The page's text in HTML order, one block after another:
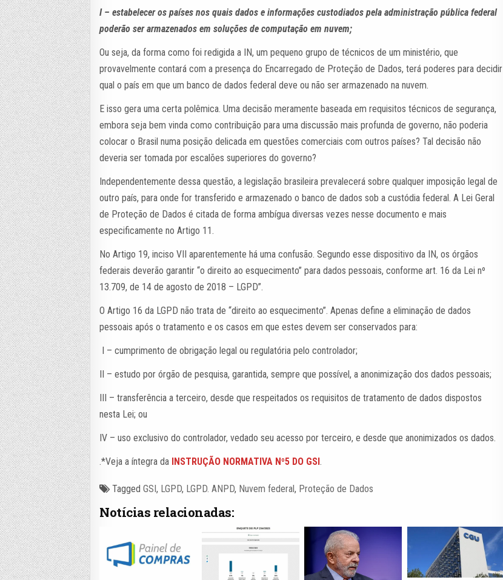
I – estabelecer os países nos quais dados e informações custodiados pela administração pública federal
poderão ser armazenados em soluções de computação em nuvem;
Ou seja, da forma como foi redigida a IN, um pequeno grupo de técnicos de um ministério, que
provavelmente contará com a presença do Encarregado de Proteção de Dados, terá poderes para decidir
qual o país em que um banco de dados federal deve ou não ser armazenado na nuvem.
E isso gera uma certa polêmica. Uma decisão meramente baseada em requisitos técnicos de segurança,
embora seja bem vinda como contribuição para uma discussão mais profunda de governo, não poderia
colocar o Brasil numa posição delicada em questões comerciais com outros países? Tal decisão não
deveria ser tomada por escalões superiores do governo?
Independentemente dessa questão, a legislação brasileira prevalecerá sobre qualquer imposição legal de
outro país, para onde for transferido e armazenado o banco de dados sob a custódia federal. A Lei Geral
de Proteção de Dados é citada de forma ambígua diversas vezes nesse documento e mais
especificamente no Artigo 11.
No Artigo 19, inciso VII aparentemente há uma confusão. Segundo esse dispositivo da IN, os órgãos
federais deverão garantir “o direito ao esquecimento” para dados pessoais, conforme art. 16 da Lei nº
13.709, de 14 de agosto de 2018 – LGPD”.
O Artigo 16 da LGPD não trata de “direito ao esquecimento”. Apenas define a eliminação de dados
pessoais após o tratamento e os casos em que estes devem ser conservados para:
I – cumprimento de obrigação legal ou regulatória pelo controlador;
II – estudo por órgão de pesquisa, garantida, sempre que possível, a anonimização dos dados pessoais;
III – transferência a terceiro, desde que respeitados os requisitos de tratamento de dados dispostos
nesta Lei; ou
IV – uso exclusivo do controlador, vedado seu acesso por terceiro, e desde que anonimizados os dados.
.*Veja a íntegra da INSTRUÇÃO NORMATIVA Nº5 DO GSI.
TaggedGSI, LGPD, LGPD. ANPD, Nuvem federal, Proteção de Dados
Notícias relacionadas: